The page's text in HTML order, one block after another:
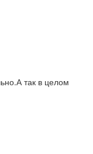
так в целом